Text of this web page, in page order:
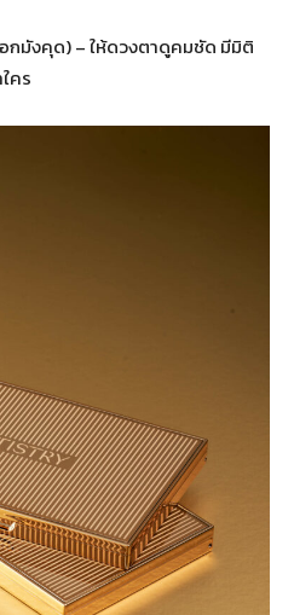
กมังคุด) – ให้ดวงตาดูคมชัด มีมิติ
คร